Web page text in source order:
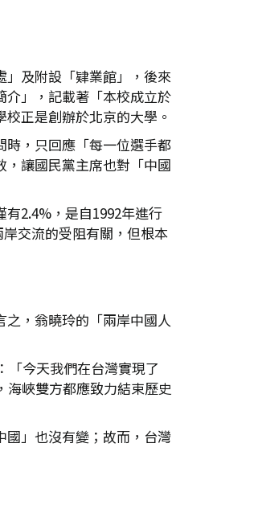
及附設「肄業館」，後來
介」，記載著「本校成立於
正是創辦於北京的大學。
，只回應「每一位選手都
讓國民黨主席也對「中國
2.4%，是自1992年進行
交流的受阻有關，但根本
，翁曉玲的「兩岸中國人
「今天我們在台灣實現了
峽雙方都應致力結束歷史
」也沒有變；故而，台灣